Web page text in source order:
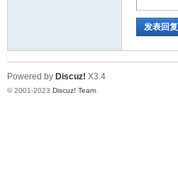
发表回复
Powered by Discuz! X3.4
© 2001-2023 Discuz! Team.